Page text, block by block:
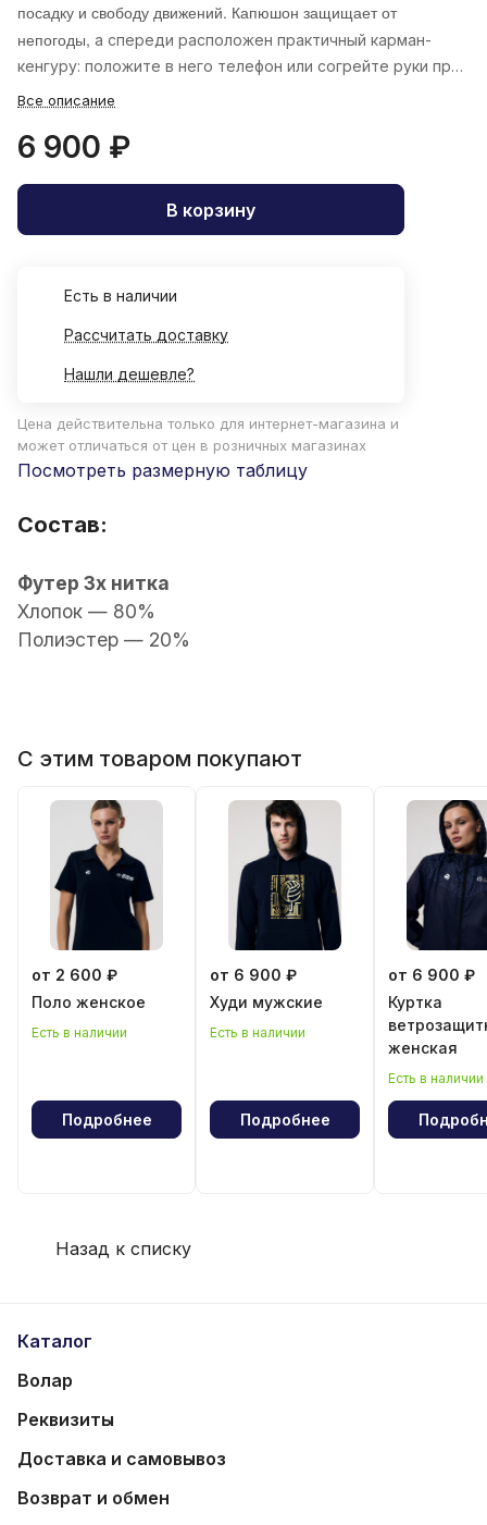
посадку и свободу движений. Капюшон защищает от
непогоды, а спереди расположен практичный карман-
кенгуру: положите в него телефон или согрейте руки при
необходимости.
Все описание
6 900 ₽
В корзину
Есть в наличии
Рассчитать доставку
Нашли дешевле?
Цена действительна только для интернет-магазина и
может отличаться от цен в розничных магазинах
Посмотреть размерную таблицу
Состав:
Футер 3х нитка
Хлопок — 80%
Полиэстер — 20%
С этим товаром покупают
от 2 600 ₽
Поло женскoe
Есть в наличии
Подробнее
от 6 900 ₽
Худи мужские
Есть в наличии
Подробнее
от 6 900 ₽
Куртка
женская
Есть в наличии
Назад к списку
Каталог
Волар
Реквизиты
Доставка и самовывоз
Возврат и обмен